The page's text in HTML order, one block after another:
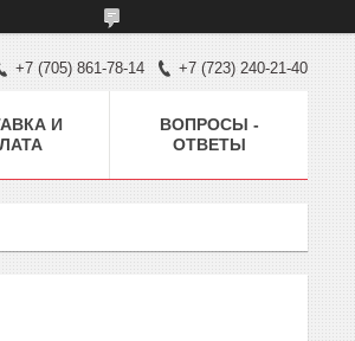
+7 (705) 861-78-14 +7 (723) 240-21-40
И
ВОПРОСЫ -
ОТВЕТЫ